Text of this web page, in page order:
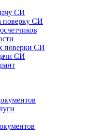
СИ
поверку СИ
поверки СИ
СИ